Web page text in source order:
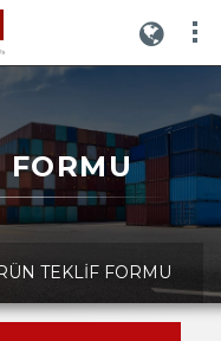
FORMU
TEKLIF FORMU